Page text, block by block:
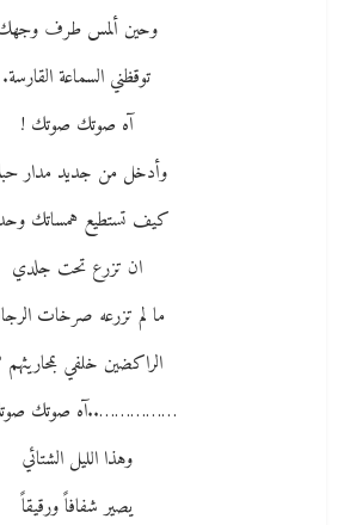
وحين ألمس طرف
توقظني السماعة القارسة.
آه صوتك صوتك !
وأدخل من جديد مدار
كيف تستطيع همساتك
ان تزرع تحت جلدي
ما لم تزرعه صرخات
الراكضين خلفي
……………..آه صوتك
وهذا الليل الشتائي
يصير شفافاً ورقيقاً